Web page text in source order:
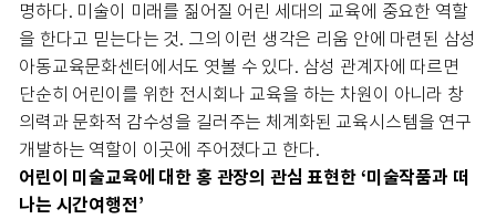
명하다. 미술이 미래를 짊어질 어린 세대의 교육에 중요한 역할
을 한다고 믿는다는 것. 그의 이런 생각은 리움 안에 마련된 삼성
아동교육문화센터에서도 엿볼 수 있다. 삼성 관계자에 따르면
단순히 어린이를 위한 전시회나 교육을 하는 차원이 아니라 창
의력과 문화적 감수성을 길러주는 체계화된 교육시스템을 연구
개발하는 역할이 이곳에 주어졌다고 한다.
어린이 미술교육에 대한 홍 관장의 관심 표현한 ‘미술작품과 떠
나는 시간여행전’